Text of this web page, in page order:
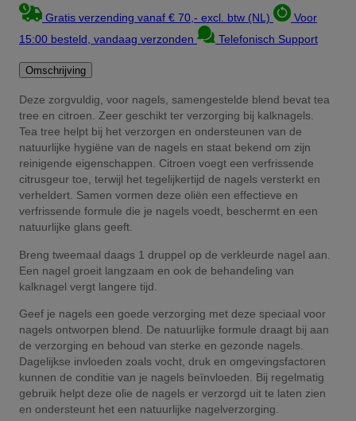
Gratis verzending vanaf € 70,- excl. btw (NL)
Voor
15:00 besteld, vandaag verzonden
Telefonisch Support
Omschrijving
Deze zorgvuldig, voor nagels, samengestelde blend bevat tea
tree en citroen. Zeer geschikt ter verzorging bij kalknagels.
Tea tree helpt bij het verzorgen en ondersteunen van de
natuurlijke hygiëne van de nagels en staat bekend om zijn
reinigende eigenschappen. Citroen voegt een verfrissende
citrusgeur toe, terwijl het tegelijkertijd de nagels versterkt en
verheldert. Samen vormen deze oliën een effectieve en
verfrissende formule die je nagels voedt, beschermt en een
natuurlijke glans geeft.
Breng tweemaal daags 1 druppel op de verkleurde nagel aan.
Een nagel groeit langzaam en ook de behandeling van
kalknagel vergt langere tijd.
Geef je nagels een goede verzorging met deze speciaal voor
nagels ontworpen blend. De natuurlijke formule draagt bij aan
de verzorging en behoud van sterke en gezonde nagels.
Dagelijkse invloeden zoals vocht, druk en omgevingsfactoren
kunnen de conditie van je nagels beïnvloeden. Bij regelmatig
gebruik helpt deze olie de nagels er verzorgd uit te laten zien
en ondersteunt het een natuurlijke nagelverzorging.